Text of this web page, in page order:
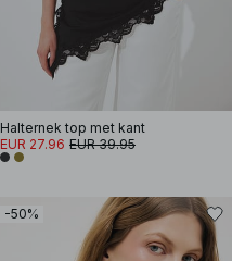
Halternek top met kant
EUR 27.96 EUR 39.95
-50%